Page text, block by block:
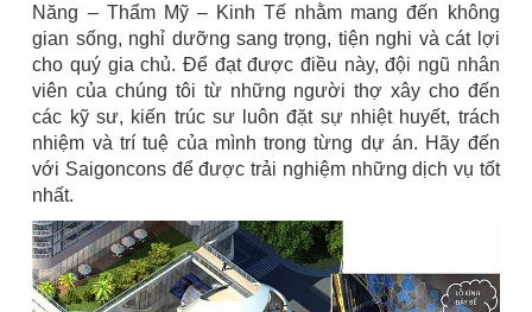
Năng – Thẩm Mỹ – Kinh Tế nhằm mang đến không
gian sống, nghỉ dưỡng sang trọng, tiện nghi và cát lợi
cho quý gia chủ. Để đạt được điều này, đội ngũ nhân
viên của chúng tôi từ những người thợ xây cho đến
các kỹ sư, kiến trúc sư luôn đặt sự nhiệt huyết, trách
nhiệm và trí tuệ của mình trong từng dự án. Hãy đến
với Saigoncons để được trải nghiệm những dịch vụ tốt
nhất.